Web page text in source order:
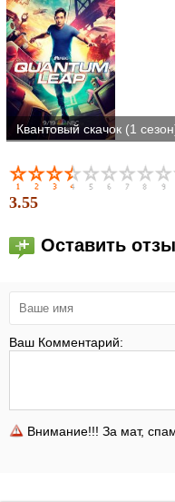
Квантовый скачок (1
3.55
Оставить
Ваш Комментарий:
Внимание!!! За мат,